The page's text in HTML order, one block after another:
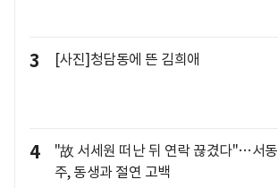
3 [사진]청담동에 뜬 김희애
4
"故 서세원 떠난 뒤 연락 끊겼다"…서동
주, 동생과 절연 고백